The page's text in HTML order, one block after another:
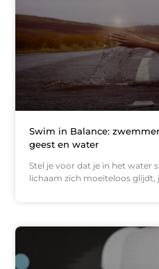
Swim in Balance:
geest en water
Stel je voor dat je in het water
lichaam zich moeiteloos glijdt,